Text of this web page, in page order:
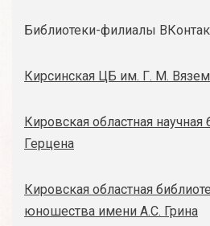
Библиотеки-филиалы
Кирсинская ЦБ им. Г. М.
Кировская областная
Герцена
Кировская областная
юношества имени А.С. Грина